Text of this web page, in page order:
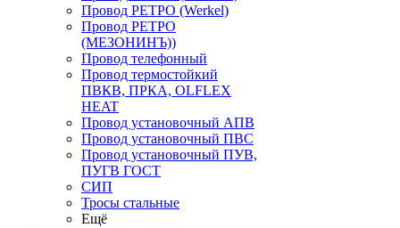
Провод РЕТРО (Werkel)
Провод РЕТРО
(МЕЗОНИНЪ))
Провод телефонный
Провод термостойкий
ПВКВ, ПРКА, OLFLEX
HEAT
Провод установочный АПВ
Провод установочный ПВС
Провод установочный ПУВ,
ПУГВ ГОСТ
СИП
Тросы стальные
Ещё